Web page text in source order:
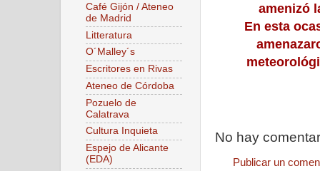
amenizó
En esta
No hay
Publicar un
Café Gijón / Ateneo
de Madrid
Litteratura
O´Malley´s
Escritores en Rivas
Ateneo de Córdoba
Pozuelo de
Calatrava
Cultura Inquieta
Espejo de Alicante
(EDA)